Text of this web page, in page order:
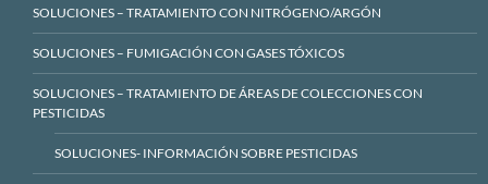
SOLUCIONES – TRATAMIENTO CON NITRÓGENO/ARGÓN
SOLUCIONES – FUMIGACIÓN CON GASES TÓXICOS
SOLUCIONES – TRATAMIENTO DE ÁREAS DE COLECCIONES CON
PESTICIDAS
SOLUCIONES- INFORMACIÓN SOBRE PESTICIDAS